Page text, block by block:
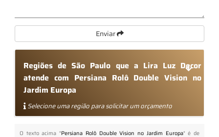
Enviar
Regiões de São Paulo que a Lira Luz Decor
atende com Persiana Rolô Double Vision no
Jardim Europa
Selecione uma região para solicitar um orçamento
O texto acima "Persiana Rolô Double Vision no Jardim Europa" é de